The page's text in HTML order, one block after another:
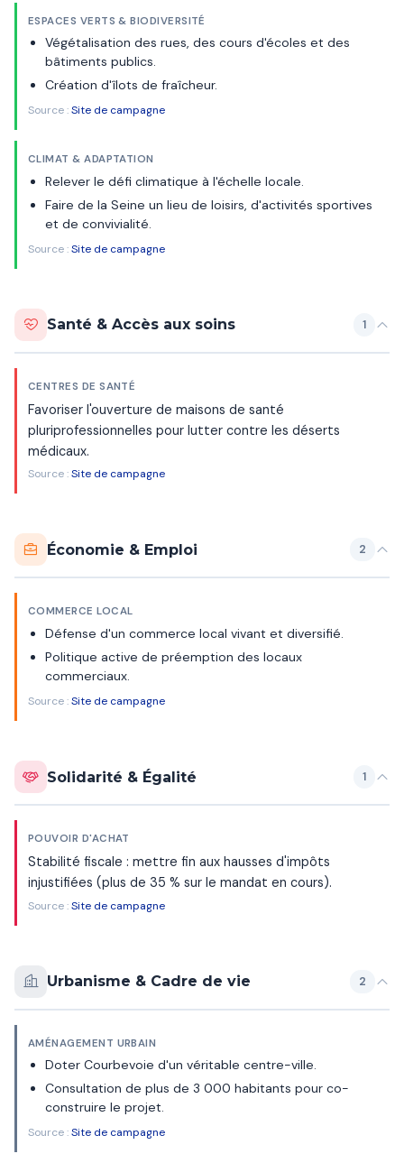
ESPACES VERTS & BIODIVERSITÉ
Végétalisation des rues, des cours d'écoles et des
bâtiments publics.
Création d'îlots de fraîcheur.
Source :Site de campagne
CLIMAT & ADAPTATION
Relever le défi climatique à l'échelle locale.
Faire de la Seine un lieu de loisirs, d'activités sportives
et de convivialité.
Source :Site de campagne
Santé & Accès aux soins 1
CENTRES DE SANTÉ
Favoriser l'ouverture de maisons de santé
pluriprofessionnelles pour lutter contre les déserts
médicaux.
Source :Site de campagne
Économie & Emploi 2
COMMERCE LOCAL
Défense d'un commerce local vivant et diversifié.
Politique active de préemption des locaux
commerciaux.
Source :Site de campagne
Solidarité & Égalité 1
POUVOIR D'ACHAT
Stabilité fiscale : mettre fin aux hausses d'impôts
injustifiées (plus de 35 % sur le mandat en cours).
Source :Site de campagne
Urbanisme & Cadre de vie 2
AMÉNAGEMENT URBAIN
Doter Courbevoie d'un véritable centre-ville.
Consultation de plus de 3 000 habitants pour co-
construire le projet.
Source :Site de campagne